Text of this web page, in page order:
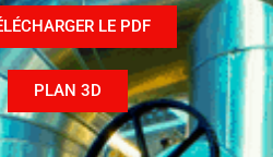
LE PDF
PLAN 3D